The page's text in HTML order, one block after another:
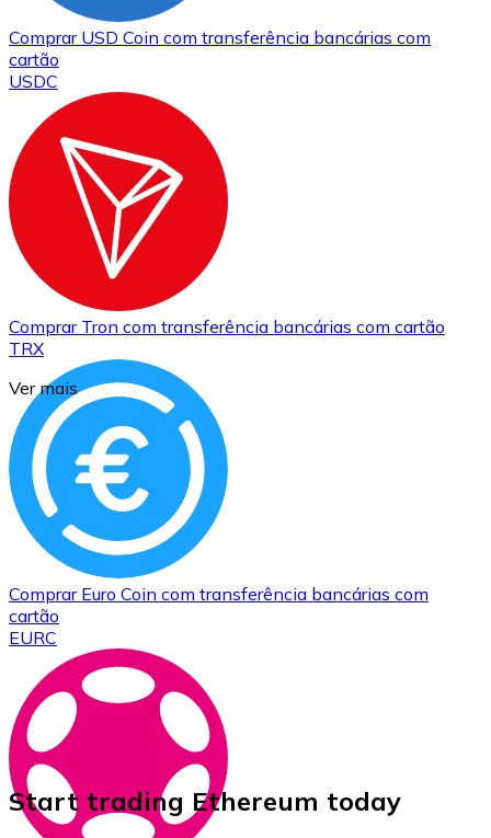
Comprar USD Coin com transferência bancárias com
cartão
USDC
Comprar Tron com transferência bancárias com cartão
TRX
Comprar Euro Coin com transferência bancárias com
cartão
EURC
Ver mais
Start trading Ethereum today